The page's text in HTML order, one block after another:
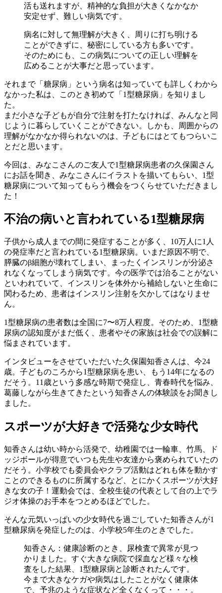
活も送れますが、精神的な負担が大きくなかなか
安定せず、難しい病気です。
病名に対して無理解が大きく、周りに打ち明ける
ことができずに、秘密にしている方も多いです。
そのためにも、この病気についての正しい理解を
広めることが大事だと思っています。
それまで「糖尿病」という病名は知っていても詳しくわから
なかった私は、このとき初めて「1型糖尿病」を知りまし
た。
まだ小さな子どもが自分で注射を打たなければ、みんなと同
じように暮らしていくことができない。しかも、周囲からの
理解がなかなか得られないのは、子どもにはとてもつらいこ
とだと思います。
今回は、みなこさんのご友人で1型糖尿病患者の久保園さん
にお話を聞き、みなこさんにイラストを描いてもらい、1型
糖尿病について知ってもらう機会をつくらせていただきまし
た！
不治の病いと言われている1型糖尿病
子供から成人までの間に発症することが多く、10万人に1人
の発症率だと言われている1型糖尿病。いまだ原因不明で、
膵臓のβ細胞が壊れてしまい、まったくインスリンが分泌さ
れなくなってしまう病気です。今の医学では治ることがない
といわれていて、インスリンを体外から補給しないと生命に
関わるため、患者はインスリン注射を欠かしてはなりませ
ん。
1型糖尿病の患者数は全国に7〜8万人程度。そのため、1型糖
尿病の認知度がまだ低く、患者やその家族は社会での誤解に
悩まされています。
インタビューをさせていただいた久保園知香さんは、今24
歳。子どものころから1型糖尿病を患い、もう14年になるの
だそう。11歳という多感な時期で発症し、青春時代を悩み、
葛藤しながら生きてきたという知香さんの体験談をお聞きし
ました。
スポーツが大好きで活発な少女時代
知香さんは幼い時から活発で、幼稚園では一輪車、竹馬、ド
ッジボールが得意でいつも先生や友達から褒められていたの
だそう。小学校でも委員会やクラブ活動はどれも体を動かす
ことのできるものに所属するなど、とにかくスポーツが大好
きな女の子！運動会では、全校生徒の代表として台の上でラ
ジオ体操のお手本をつとめるほどでした。
そんな元気いっぱいの少女時代を過ごしていた知香さんが1
型糖尿病を発症したのは、小学校5年生のときでした。
知香さん：健康診断のとき、尿検査で異常が見つ
かりました。すぐ大きな病院で採血など様々な検
査をした結果、1型糖尿病と診断されたんです。
今まで大きなケガや病気はしたことがなく健康体
で、予兆のような症状など全くなくって・・・。